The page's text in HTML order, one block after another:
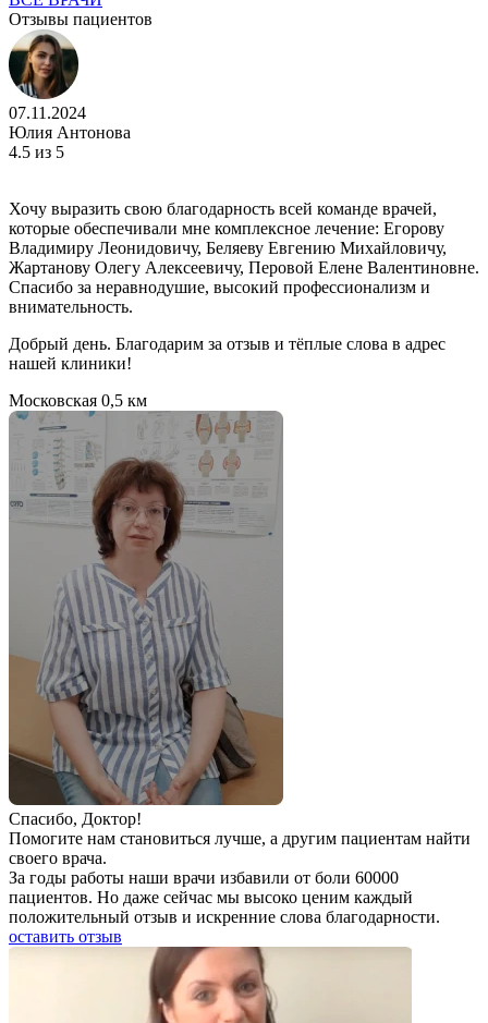
Отзывы пациентов
07.11.2024
Юлия Антонова
4.5 из 5
Хочу выразить свою благодарность всей команде врачей,
которые обеспечивали мне комплексное лечение: Егорову
Владимиру Леонидовичу, Беляеву Евгению Михайловичу,
Жартанову Олегу Алексеевичу, Перовой Елене Валентиновне.
Спасибо за неравнодушие, высокий профессионализм и
внимательность.
Добрый день. Благодарим за отзыв и тёплые слова в адрес
нашей клиники!
Московская 0,5 км
Спаcибо, Доктор!
Помогите нам становиться лучше, а другим пациентам найти
своего врача.
За годы работы наши врачи избавили от боли 60000
пациентов. Но даже сейчас мы высоко ценим каждый
положительный отзыв и искренние слова благодарности.
оставить отзыв